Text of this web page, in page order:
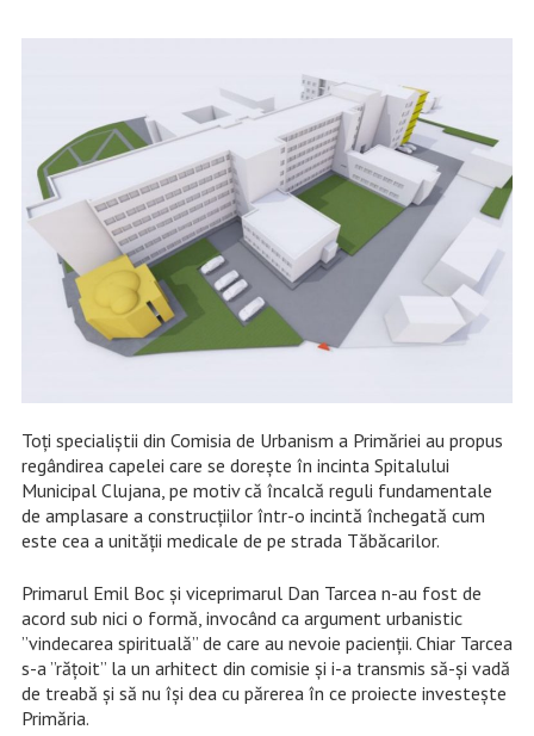
Toți specialiștii din Comisia de Urbanism a Primăriei au propus
regândirea capelei care se dorește în incinta Spitalului
Municipal Clujana, pe motiv că încalcă reguli fundamentale
de amplasare a construcțiilor într-o incintă închegată cum
este cea a unității medicale de pe strada Tăbăcarilor.
Primarul Emil Boc și viceprimarul Dan Tarcea n-au fost de
acord sub nici o formă, invocând ca argument urbanistic
”vindecarea spirituală” de care au nevoie pacienții. Chiar Tarcea
s-a ”rățoit” la un arhitect din comisie și i-a transmis să-și vadă
de treabă și să nu își dea cu părerea în ce proiecte investește
Primăria.